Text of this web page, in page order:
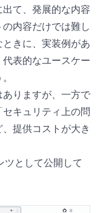
て、発展的な内容
内容だけでは難し
きに、実装例があ
表的なユースケー
りますが、一方で
キュリティ上の問
提供コストが大き
ツとして公開して